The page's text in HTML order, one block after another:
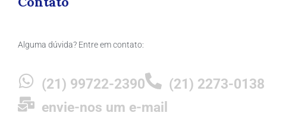
Alguma dúvida? Entre em contato:
(21) 99722-2390
(21) 2273-0138
envie-nos um e-mail